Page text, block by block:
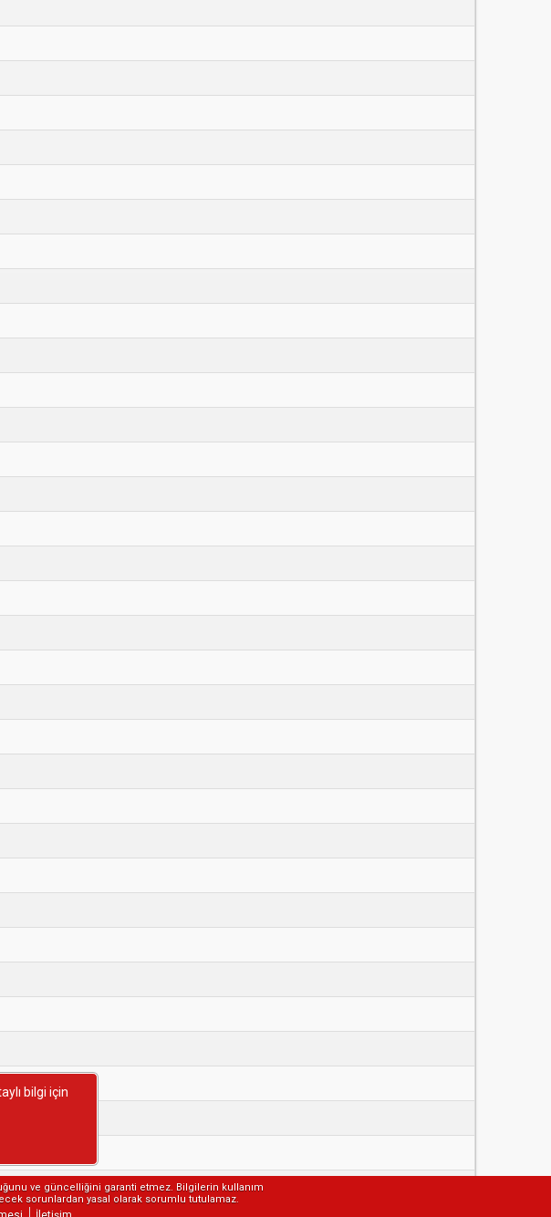
ve güncelliğini garanti etmez. Bilgilerin kullanım
sorunlardan yasal olarak sorumlu tutulamaz.
bilgi için